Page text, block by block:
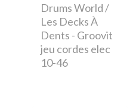
Drums World /
Les Decks À
Dents - Groovit
jeu cordes elec
10-46